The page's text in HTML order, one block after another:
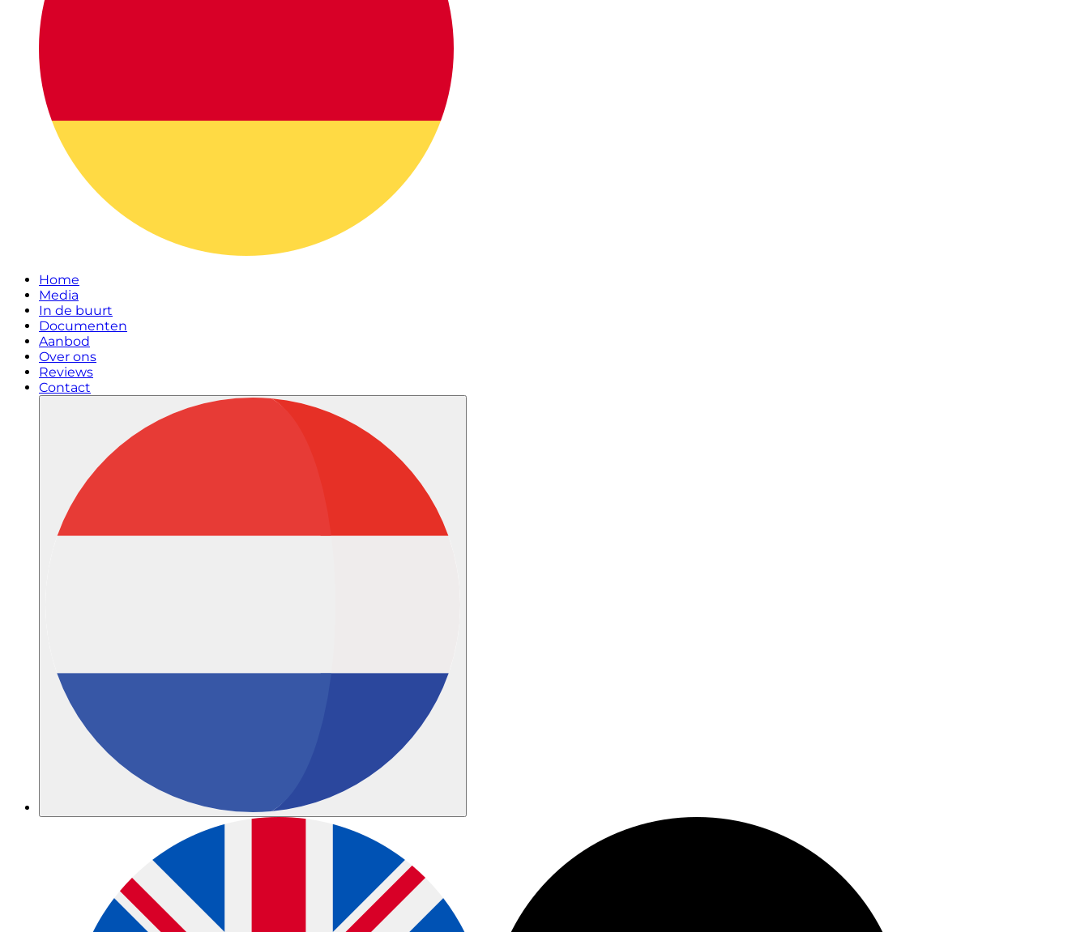
Home
Media
In de buurt
Documenten
Aanbod
Over ons
Reviews
Contact